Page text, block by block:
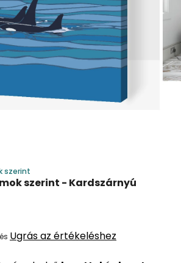
szerint
szerint - Kardszárnyú
Ugrás az értékeléshez